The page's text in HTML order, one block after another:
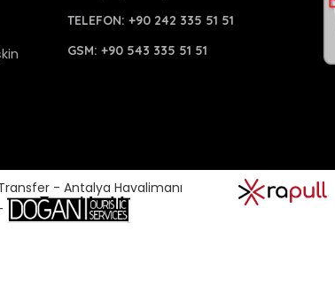
TELEFON:+90 242 335 51 51
GSM:+90 543 335 51 51
- Antalya Havalimanı